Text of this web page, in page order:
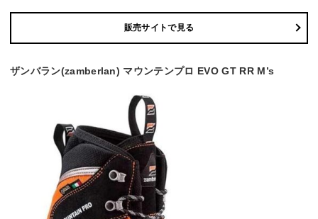
販売サイトで見る
ザンバラン(zamberlan) マウンテンプロ EVO GT RR M’s